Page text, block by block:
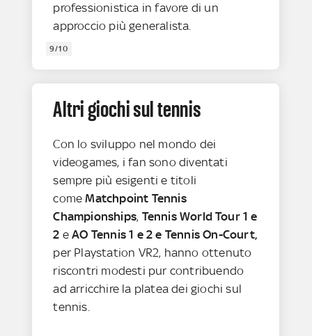
professionistica in favore di un
approccio più generalista.
9/10
Altri giochi sul tennis
Con lo sviluppo nel mondo dei
videogames, i fan sono diventati
sempre più esigenti e titoli
comeMatchpoint Tennis
Championships, Tennis World Tour 1 e
2 eAO Tennis 1 e 2 e Tennis On-Court,
per Playstation VR2, hanno ottenuto
riscontri modesti pur contribuendo
ad arricchire la platea dei giochi sul
tennis.